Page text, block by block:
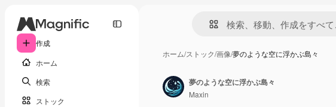
作成
ホーム
検索
ストック
ホーム/ストック/画像/夢のような空に浮かぶ島々
夢のような空に浮かぶ島々
Maxin